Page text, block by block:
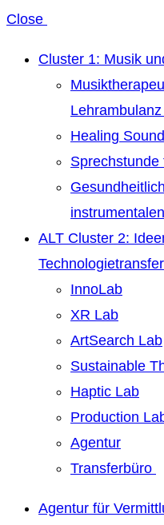
Close
Cluster 1: Musik
Healing
Sprechstunde
ALT Cluster 2:
Technologietransfer
InnoLab
XR Lab
ArtSearch Lab
Sustainable
Haptic Lab
Production
Agentur
Transferbüro
Agentur für